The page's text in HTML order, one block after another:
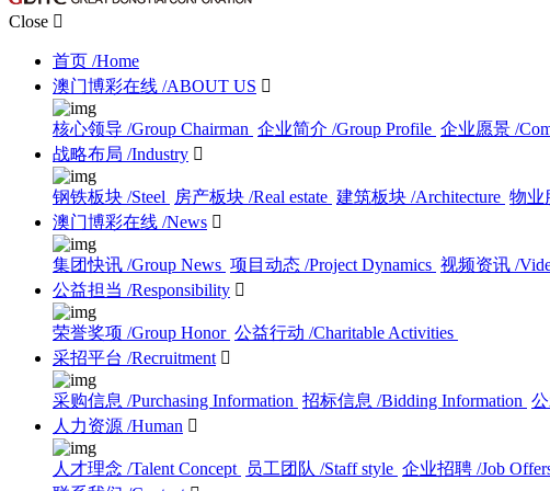
Close 
首页 /Home
澳门博彩在线 /ABOUT US 
核心领导 /Group Chairman 企业简介 /Group Profile 企业愿景 /
战略布局 /Industry 
钢铁板块 /Steel 房产板块 /Real estate 建筑板块 /Architecture 物业
澳门博彩在线 /News 
集团快讯 /Group News 项目动态 /Project Dynamics 视频资讯 /
公益担当 /Responsibility 
荣誉奖项 /Group Honor 公益行动 /Charitable Activities
采招平台 /Recruitment 
采购信息 /Purchasing Information 招标信息 /Bidding Information
人力资源 /Human 
人才理念 /Talent Concept 员工团队 /Staff style 企业招聘 /Job